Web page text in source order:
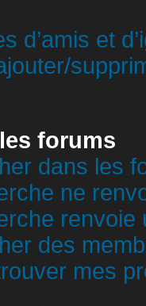
d’amis et
forums
dans les
ne
renvoie
des
mes